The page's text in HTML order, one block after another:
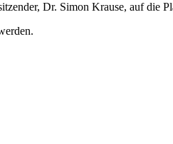
Dr. Simon Krause, auf die